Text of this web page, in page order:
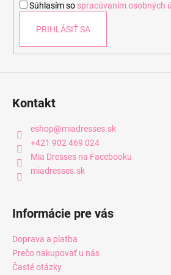
Súhlasím so spracúvaním osobných
PRIHLÁSIŤ SA
Kontakt
eshop@miadresses.sk
+421 902 469 024
Mia Dresses na Facebooku
miadresses.sk
Informácie pre vás
Doprava a platba
Prečo nakupovať u nás
Časté otázky